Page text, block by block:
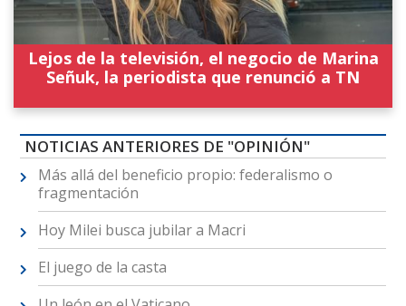
Lejos de la televisión, el negocio de Marina
Señuk, la periodista que renunció a TN
NOTICIAS ANTERIORES DE "OPINIÓN"
Más allá del beneficio propio: federalismo o
fragmentación
Hoy Milei busca jubilar a Macri
El juego de la casta